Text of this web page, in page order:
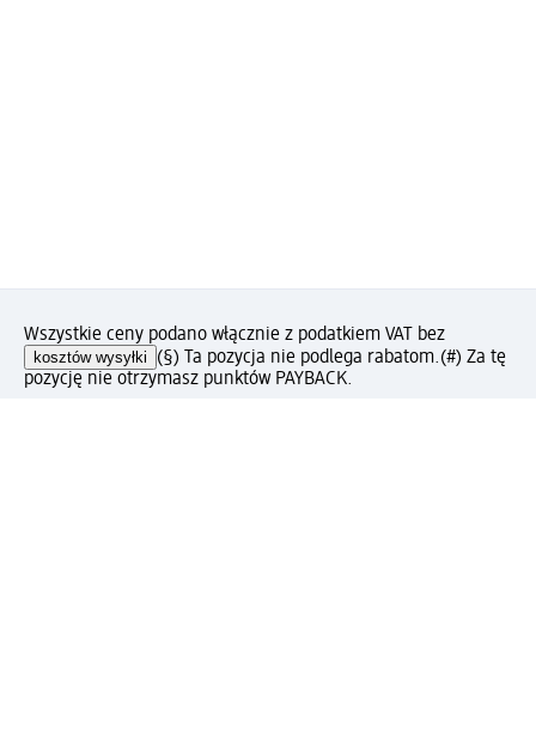
Wszystkie ceny podano włącznie z podatkiem VAT bez
kosztów wysyłki (§) Ta pozycja nie podlega rabatom.(#) Za tę
pozycję nie otrzymasz punktów PAYBACK.